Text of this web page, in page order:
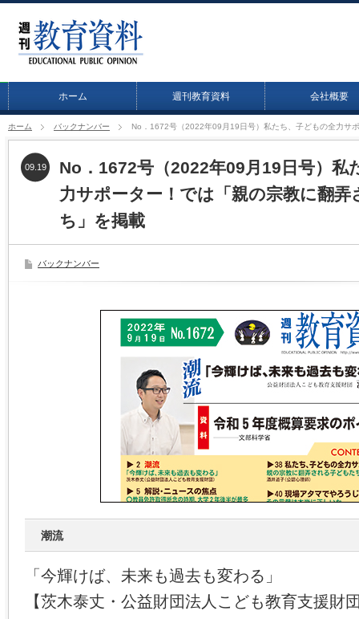
ホーム 週刊教育資料 会社概要
ホーム バックナンバー No．1672号（2022年09月19日号）私たち、子どもの全力サ
No．1672号（2022年09月19日号）私
力サポーター！では「親の宗教に翻弄
ち」を掲載
09.19
バックナンバー
潮流
「今輝けば、未来も過去も変わる」
【茨木泰丈・公益財団法人こども教育支援財